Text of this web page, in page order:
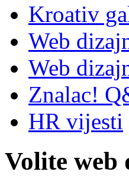
Kroativ
Web
Web
Znalac!
HR vijesti
Volite web